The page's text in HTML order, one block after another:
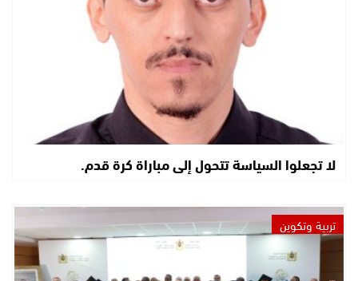
لا تجعلوا السياسة تتحول إلى مباراة كرة قدم.
تربية وتكوين